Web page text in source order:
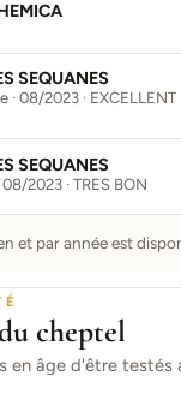
SEQUANES
08/2023 · EXCELLENT
SEQUANES
2023 · TRES BON
et par année est
cheptel
en âge d'être testés